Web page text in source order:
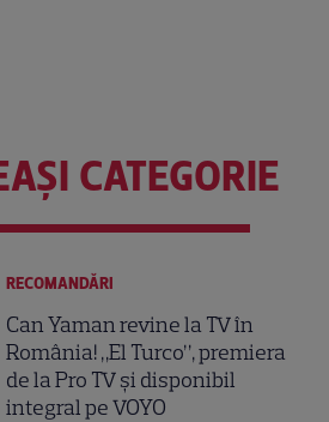
CATEGORIE
RECOMANDĂRI
Can Yaman revine la TV în
România! „El Turco”, premiera
de la Pro TV și disponibil
integral pe VOYO